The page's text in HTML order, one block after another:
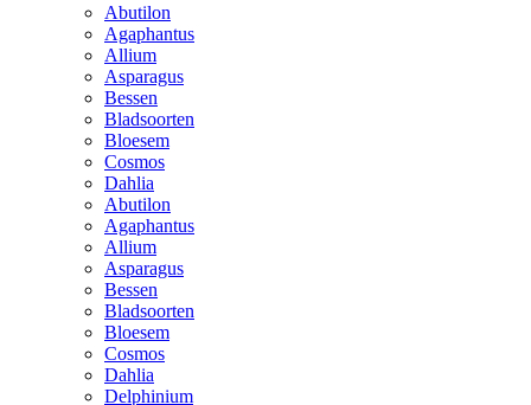
Abutilon
Agaphantus
Allium
Asparagus
Bessen
Bladsoorten
Bloesem
Cosmos
Dahlia
Abutilon
Agaphantus
Allium
Asparagus
Bessen
Bladsoorten
Bloesem
Cosmos
Dahlia
Delphinium